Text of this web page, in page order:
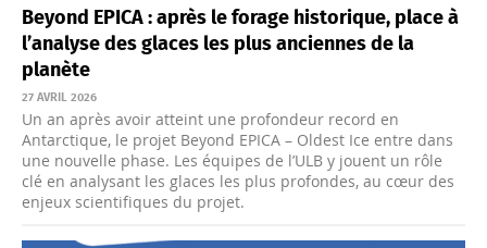
Beyond EPICA : après le forage historique, place à
l’analyse des glaces les plus anciennes de la
planète
27 AVRIL 2026
Un an après avoir atteint une profondeur record en
Antarctique, le projet Beyond EPICA – Oldest Ice entre dans
une nouvelle phase. Les équipes de l’ULB y jouent un rôle
clé en analysant les glaces les plus profondes, au cœur des
enjeux scientifiques du projet.